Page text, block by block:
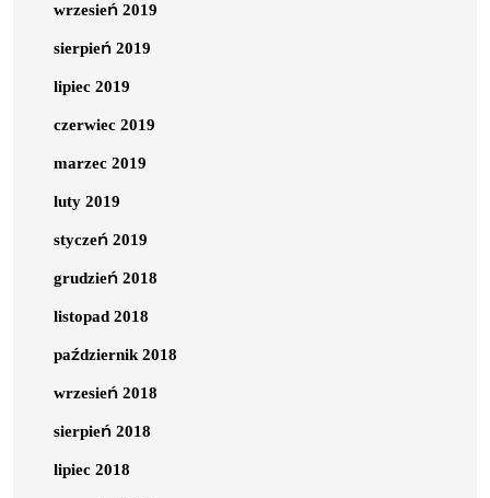
wrzesień 2019
sierpień 2019
lipiec 2019
czerwiec 2019
marzec 2019
luty 2019
styczeń 2019
grudzień 2018
listopad 2018
październik 2018
wrzesień 2018
sierpień 2018
lipiec 2018